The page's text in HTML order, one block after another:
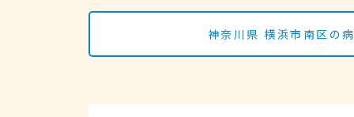
神奈川県 横浜市南区の